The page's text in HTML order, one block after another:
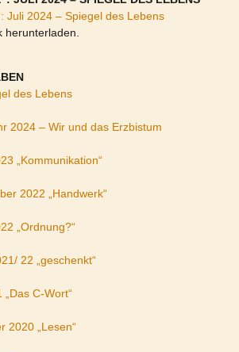
herunterladen.
des Lebens
2024 – Wir und das Erzbistum
„Kommunikation“
2022 „Handwerk“
„Ordnung?“
22 „geschenkt“
C-Wort“
2020 „Lesen“